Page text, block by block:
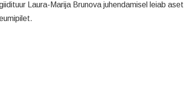
Laura-Marija Brunova juhendamisel leiab aset